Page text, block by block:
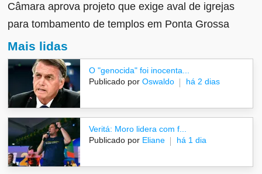
Câmara aprova projeto que exige aval de igrejas
para tombamento de templos em Ponta Grossa
Mais lidas
O "genocida" foi inocenta...
Publicado por Oswaldo há 2 dias
Veritá: Moro lidera com f...
Publicado por Eliane há 1 dia